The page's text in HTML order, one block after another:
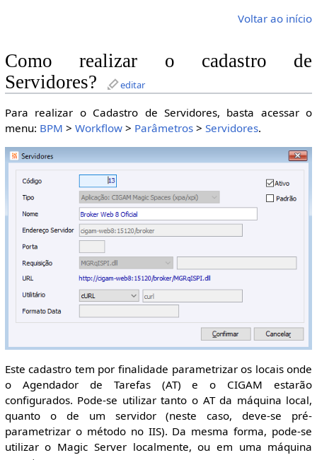
Voltar ao início
Como realizar o cadastro de
Servidores?
editar
Para realizar o Cadastro de Servidores, basta acessar o
menu: BPM > Workflow> Parâmetros> Servidores.
Este cadastro tem por finalidade parametrizar os locais onde
o Agendador de Tarefas (AT) e o CIGAM estarão
configurados. Pode-se utilizar tanto o AT da máquina local,
quanto o de um servidor (neste caso, deve-se pré-
parametrizar o método no IIS). Da mesma forma, pode-se
utilizar o Magic Server localmente, ou em uma máquina